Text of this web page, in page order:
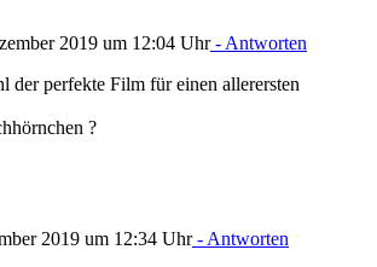
2019 um 12:04 Uhr- Antworten
der perfekte Film für einen allerersten
?
2019 um 12:34 Uhr- Antworten